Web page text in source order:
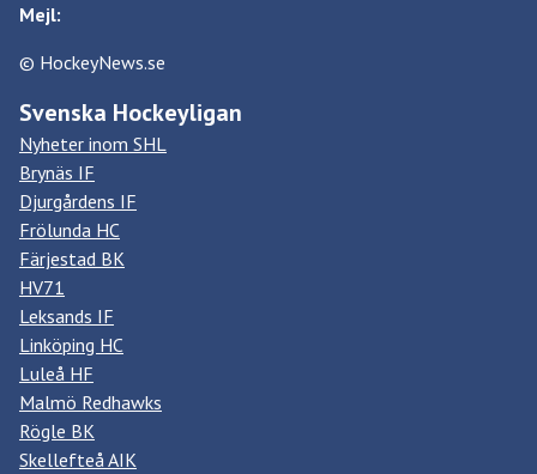
Mejl:
© HockeyNews.se
Svenska Hockeyligan
Nyheter inom SHL
Brynäs IF
Djurgårdens IF
Frölunda HC
Färjestad BK
HV71
Leksands IF
Linköping HC
Luleå HF
Malmö Redhawks
Rögle BK
Skellefteå AIK